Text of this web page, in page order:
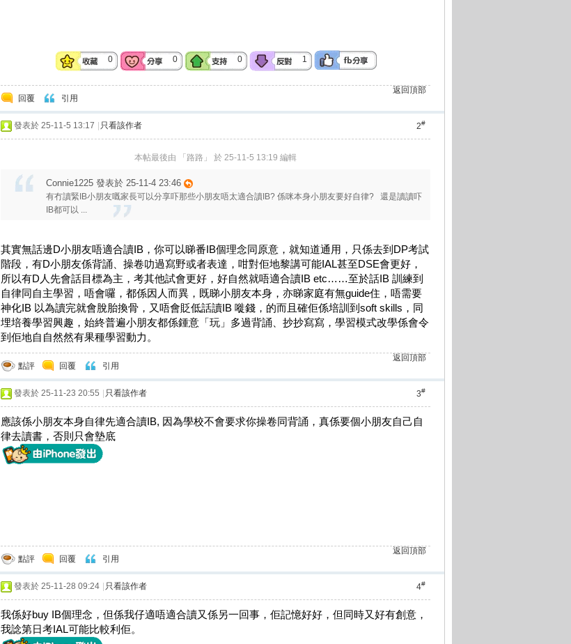
0 0 0 1
回覆 引用
返回頂部
2#
發表於 25-11-5 13:17 只看該作者
本帖最後由 「路路」 於 25-11-5 13:19 編輯
Connie1225 發表於 25-11-4 23:46
有冇讀緊IB小朋友嘅家長可以分享吓那些小朋友唔太適合讀IB? 係咪本身小朋友要好自律? 還是讀讀吓
IB都可以 ...
其實無話邊D小朋友唔適合讀IB，你可以睇番IB個理念同原意，就知道通用，只係去到DP考試
階段，有D小朋友係背誦、操卷叻過寫野或者表達，咁對佢地黎講可能IAL甚至DSE會更好，
所以有D人先會話目標為主，考其他試會更好，好自然就唔適合讀IB etc……至於話IB 訓練到
自律同自主學習，唔會囉，都係因人而異，既睇小朋友本身，亦睇家庭有無guide住，唔需要
神化IB 以為讀完就會脫胎換骨，又唔會貶低話讀IB 嘥錢，的而且確佢係培訓到soft skills，同
埋培養學習興趣，始終普遍小朋友都係鍾意「玩」多過背誦、抄抄寫寫，學習模式改學係會令
到佢地自自然然有果種學習動力。
點評 回覆 引用
返回頂部
3#
發表於 25-11-23 20:55 只看該作者
應該係小朋友本身自律先適合讀IB, 因為學校不會要求你操卷同背誦，真係要個小朋友自己自
律去讀書，否則只會墊底
點評 回覆 引用
返回頂部
4#
發表於 25-11-28 09:24 只看該作者
我係好buy IB個理念，但係我仔適唔適合讀又係另一回事，佢記憶好好，但同時又好有創意，
我諗第日考IAL可能比較利佢。